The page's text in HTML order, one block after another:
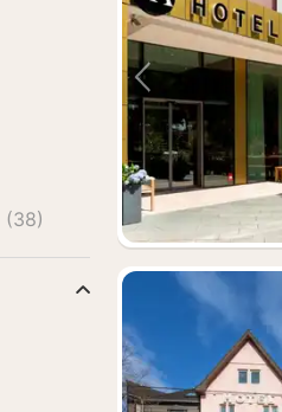
Vorige foto
(38)